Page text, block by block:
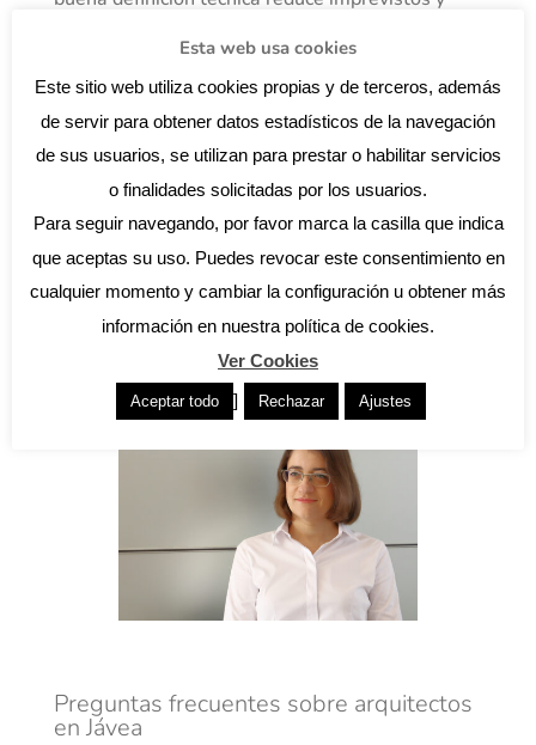
Preguntas frecuentes sobre arquitectos
en Jávea
Esta web usa cookies
Este sitio web utiliza cookies propias y de terceros, además
de servir para obtener datos estadísticos de la navegación
de sus usuarios, se utilizan para prestar o habilitar servicios
o finalidades solicitadas por los usuarios.
Para seguir navegando, por favor marca la casilla que indica
que aceptas su uso. Puedes revocar este consentimiento en
cualquier momento y cambiar la configuración u obtener más
información en nuestra política de cookies.
Ver Cookies
Aceptar todo ] Rechazar Ajustes